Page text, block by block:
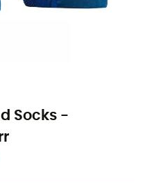
Socks -
merinoull
bekväm under hela ditt
platta sömmar är
glidningar och